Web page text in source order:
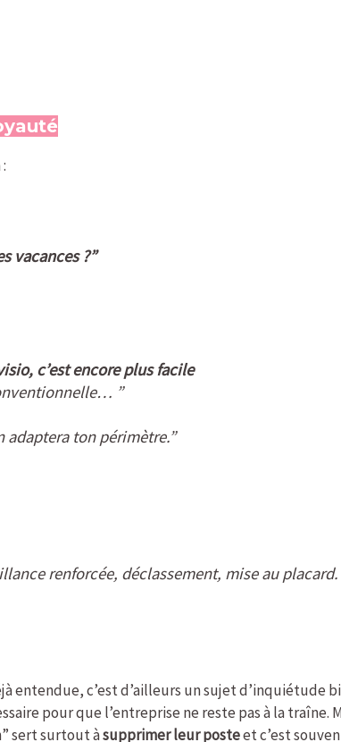
vacances ?”
c’est encore plus facile
”
adaptera ton périmètre.”
renforcée, déclassement, mise au
entendue, c’est d’ailleurs un sujet d’inquiétude
pour que l’entreprise ne reste pas à la traîne.
sert surtout àsupprimer leur posteet c’est